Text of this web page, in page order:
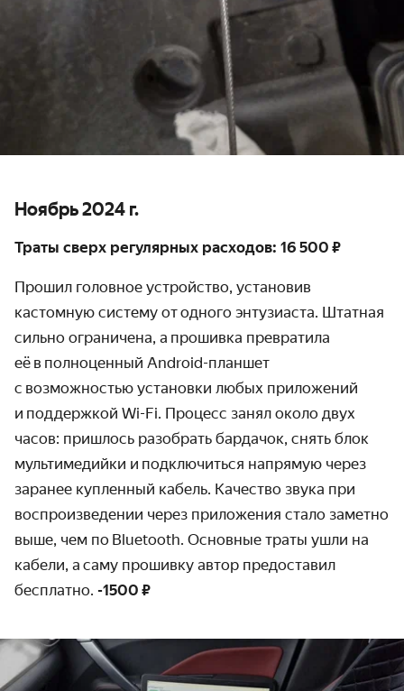
Ноябрь 2024 г.
Траты сверх регулярных расходов: 16᠎ 500 ₽
Прошил головное устройство, установив
кастомную систему от одного энтузиаста. Штатная
сильно ограничена, а прошивка превратила
её в полноценный Android-планшет
с возможностью установки любых приложений
и поддержкой Wi-Fi. Процесс занял около двух
часов: пришлось разобрать бардачок, снять блок
мультимедийки и подключиться напрямую через
заранее купленный кабель. Качество звука при
воспроизведении через приложения стало заметно
выше, чем по Bluetooth. Основные траты ушли на
кабели, а саму прошивку автор предоставил
бесплатно. -1500 ₽